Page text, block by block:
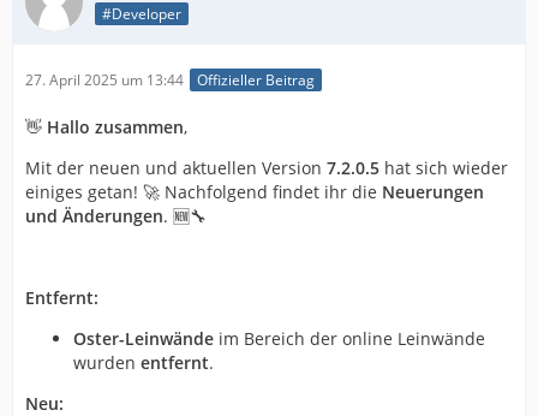
#Developer
27. April 2025 um 13:44 Offizieller Beitrag
👋 Hallo zusammen,
Mit der neuen und aktuellen Version 7.2.0.5 hat sich wieder
einiges getan! 🚀 Nachfolgend findet ihr die Neuerungen
und Änderungen. 🆕🔧
Entfernt:
Oster-Leinwände im Bereich der online Leinwände
wurden entfernt.
Neu: